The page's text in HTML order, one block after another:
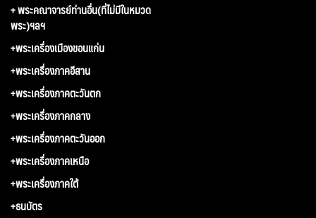
+ พระคณาจารย์ท่านอื่น(ที่ไม่มีในหมวด
พระ)ฯลฯ
+พระเครื่องเมืองขอนแก่น
+พระเครื่องภาคอีสาน
+พระเครื่องภาคตะวันตก
+พระเครื่องภาคกลาง
+พระเครื่องภาคตะวันออก
+พระเครื่องภาคเหนือ
+พระเครื่องภาคใต้
+ธนบัตร